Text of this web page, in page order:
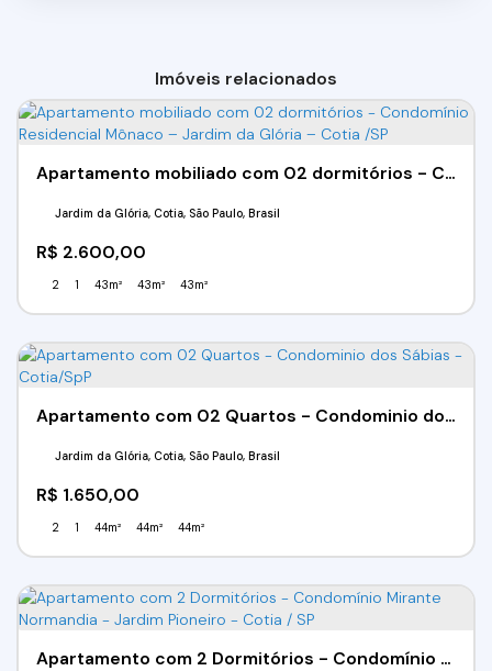
Imóveis relacionados
Apartamento mobiliado com 02 dormitórios - Condomínio Residencial Mônaco – Jardim da Glória – Cotia /SP
R$ 2.600,00
Jardim da Glória, Cotia, São Paulo, Brasil
2 1 43m² 43m² 43m²
Apartamento com 02 Quartos - Condominio dos Sábias - Cotia/SpP
R$ 1.650,00
Jardim da Glória, Cotia, São Paulo, Brasil
2 1 44m² 44m² 44m²
Apartamento com 2 Dormitórios - Condomínio Mirante Normandia - Jardim Pioneiro - Cotia / SP